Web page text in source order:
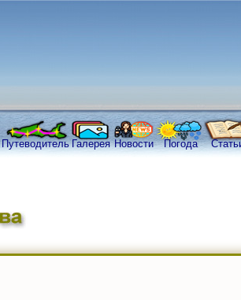
Путеводитель Галерея Новости Погода